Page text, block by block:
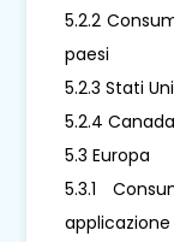
5.2.2
paesi
5.2.3 Stati
5.2.4 Canada
5.3 Europa
5.3.1
applicazione